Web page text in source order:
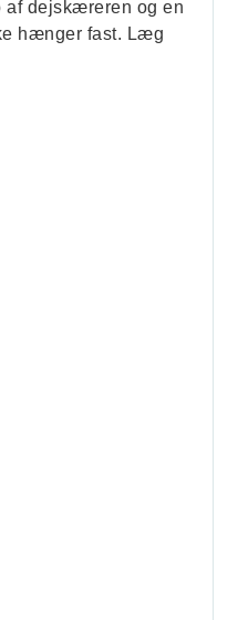
dejskæreren og en
hænger fast. Læg